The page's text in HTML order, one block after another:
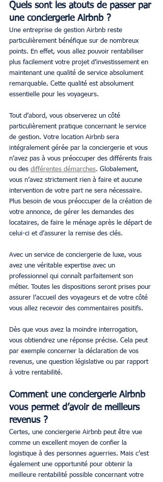
Quels sont les atouts de passer par
une conciergerie Airbnb ?
Une entreprise de gestion Airbnb reste
particulièrement bénéfique sur de nombreux
points. En effet, vous allez pouvoir rentabiliser
plus facilement votre projet d’investissement en
maintenant une qualité de service absolument
remarquable. Cette qualité est absolument
essentielle pour les voyageurs.
Tout d’abord, vous observerez un côté
particulièrement pratique concernant le service
de gestion. Votre location Airbnb sera
intégralement gérée par la conciergerie et vous
n’avez pas à vous préoccuper des différents frais
ou des différentes démarches. Globalement,
vous n’avez strictement rien à faire et aucune
intervention de votre part ne sera nécessaire.
Plus besoin de vous préoccuper de la création de
votre annonce, de gérer les demandes des
locataires, de faire le ménage après le départ de
celui-ci et d’assurer la remise des clés.
Avec un service de conciergerie de luxe, vous
avez une véritable expertise avec un
professionnel qui connaît parfaitement son
métier. Toutes les dispositions seront prises pour
assurer l’accueil des voyageurs et de votre côté
vous allez recevoir des commentaires positifs.
Dès que vous avez la moindre interrogation,
vous obtiendrez une réponse précise. Cela peut
par exemple concerner la déclaration de vos
revenus, une question législative ou par rapport
à votre rentabilité.
Comment une conciergerie Airbnb
vous permet d’avoir de meilleurs
revenus ?
Certes, une conciergerie Airbnb peut être vue
comme un excellent moyen de confier la
logistique à des personnes aguerries. Mais c’est
également une opportunité pour obtenir la
meilleure rentabilité possible concernant votre